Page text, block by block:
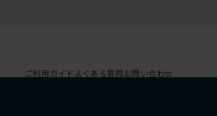
ご利用ガイド よくある質問お問い合わせ